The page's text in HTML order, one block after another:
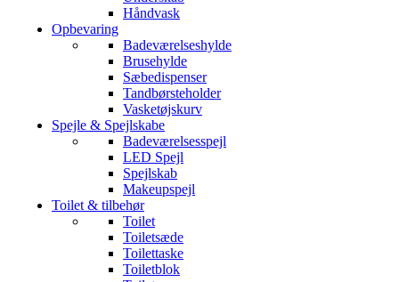
Håndvask
Opbevaring
Badeværelseshylde
Brusehylde
Sæbedispenser
Tandbørsteholder
Vasketøjskurv
Spejle & Spejlskabe
Badeværelsesspejl
LED Spejl
Spejlskab
Makeupspejl
Toilet & tilbehør
Toilet
Toiletsæde
Toilettaske
Toiletblok